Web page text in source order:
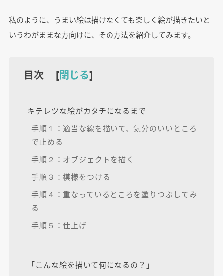
私のように、うまい絵は描けなくても楽しく絵が描きたいと
いうわがままな方向けに、その方法を紹介してみます。
目次 [閉じる]
キテレツな絵がカタチになるまで
手順１：適当な線を描いて、気分のいいところ
で止める
手順２：オブジェクトを描く
手順３：模様をつける
手順４：重なっているところを塗りつぶしてみ
る
手順５：仕上げ
「こんな絵を描いて何になるの？」